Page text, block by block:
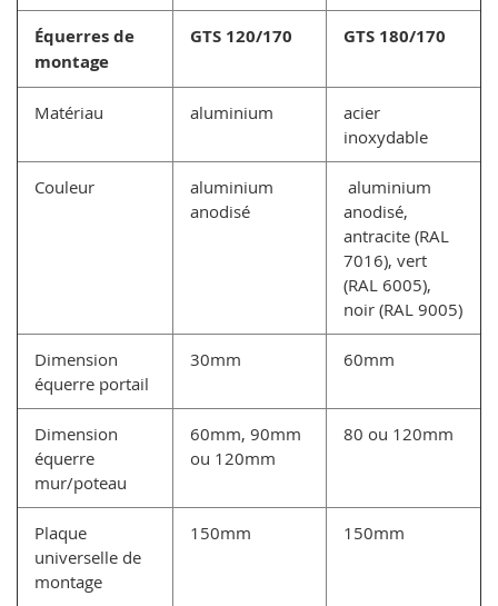
Équerres de
montage
GTS 120/170 GTS 180/170
Matériau aluminium
acier
inoxydable
Couleur
aluminium
anodisé
aluminium
anodisé,
antracite (RAL
7016), vert
(RAL 6005),
noir (RAL 9005)
Dimension
équerre portail
30mm 60mm
Dimension
équerre
mur/poteau
60mm, 90mm
ou 120mm
80 ou 120mm
Plaque
universelle de
montage
150mm 150mm